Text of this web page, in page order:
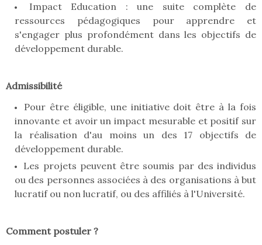
Impact Education : une suite complète de
ressources pédagogiques pour apprendre et
s'engager plus profondément dans les objectifs de
développement durable.
Admissibilité
Pour être éligible, une initiative doit être à la fois
innovante et avoir un impact mesurable et positif sur
la réalisation d'au moins un des 17 objectifs de
développement durable.
Les projets peuvent être soumis par des individus
ou des personnes associées à des organisations à but
lucratif ou non lucratif, ou des affiliés à l'Université.
Comment postuler ?